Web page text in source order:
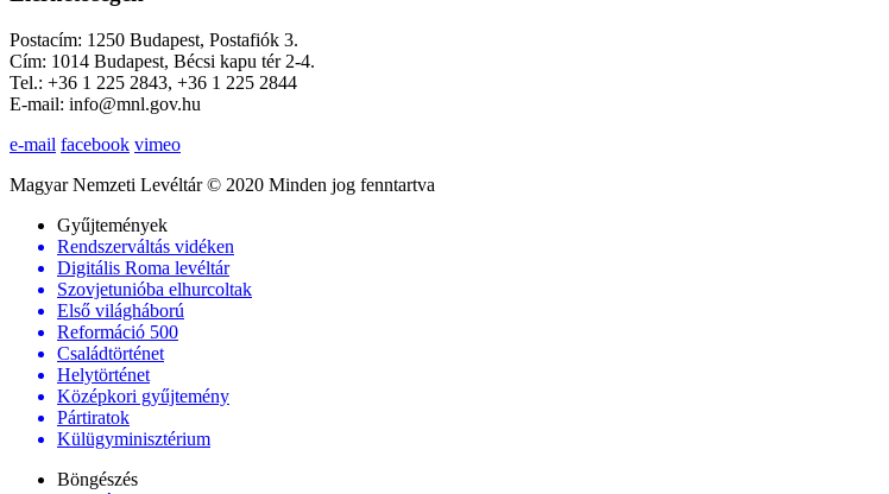
Postacím: 1250 Budapest, Postafiók 3.
Cím: 1014 Budapest, Bécsi kapu tér 2-4.
Tel.: +36 1 225 2843, +36 1 225 2844
E-mail: info@mnl.gov.hu
e-mail facebook vimeo
Magyar Nemzeti Levéltár © 2020 Minden jog fenntartva
Gyűjtemények
Rendszerváltás vidéken
Digitális Roma levéltár
Szovjetunióba elhurcoltak
Első világháború
Reformáció 500
Családtörténet
Helytörténet
Középkori gyűjtemény
Pártiratok
Külügyminisztérium
Böngészés